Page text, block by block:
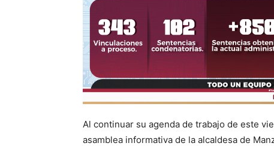
Al continuar su agenda de trabajo de este
asamblea informativa de la alcaldesa de